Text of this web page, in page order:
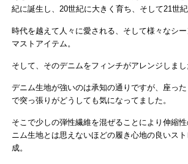
紀に誕生し、20世紀に大きく育ち、 そして21世
時代を越えて人々に愛される、そして様々なシ
マストアイ テム。
そして、そのデニムをフィンチがアレンジしまし
デニム生地が強いのは承知の通りですが、座っ
で突っ張りがどうしても気になってました。
そこで少しの弾性繊維を混ぜることにより伸縮
ニム生地とは思えないほ どの履き心地の良いス
成。